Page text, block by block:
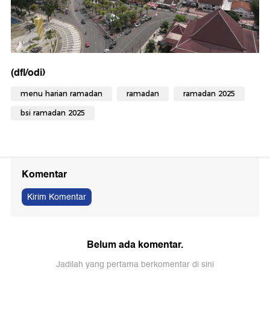
(dfl/odi)
menu harian ramadan ramadan ramadan 2025
bsi ramadan 2025
Komentar
Kirim Komentar
Belum ada komentar.
Jadilah yang pertama berkomentar di sini